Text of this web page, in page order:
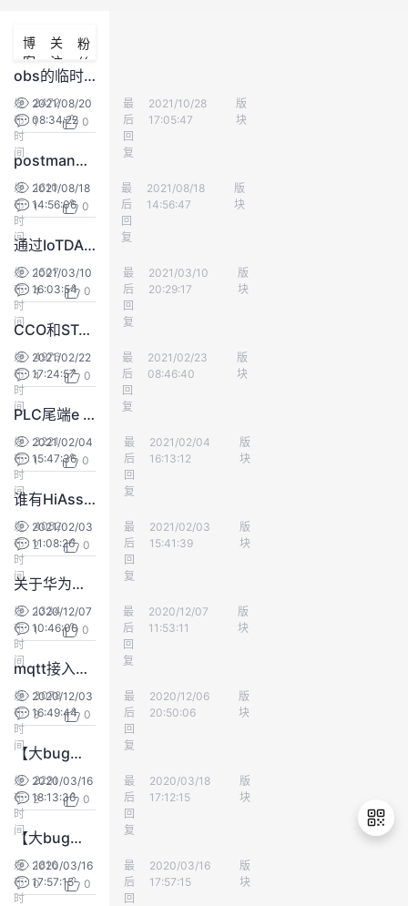
注
的
开
发
者
学
堂
我
的
课
程
我
的
认
证
我
的
实
验
我
的
收
我
的
Programs
我
的
支
持
我
的
技
术
支
持
我
的
云
声
建
议
博
客
关
注
粉
丝
obs的临时上传token，长达4.7K，能缩短吗？50-100字节以内？
发
布
时
间
2021/08/20
08:34:22
最
后
回
复
看我72遍
2021/10/28
17:05:47
版
块
2472
1
0
postman怎么设置，才能往obs桶里，上传一个jpg图片？
发
布
时
间
2021/08/18
14:56:06
最
后
回
复
zhensu
2021/08/18
14:56:47
版
块
1610
1
0
通过IoTDA想上传一张图片，可以实现吗？或者华为云什么服务，可以实现？
发
布
时
间
2021/03/10
16:03:54
最
后
回
复
墨丶文字™
2021/03/10
20:29:17
版
块
1507
4
0
CCO和STA的引脚不一样，怎么样在代码中“配置参数”，自动化生成的CCO和STA的hupg固件？
发
布
时
间
2021/02/22
17:24:57
最
后
回
复
多米诺的古牌
2021/02/23
08:46:40
版
块
4976
4
0
PLC尾端e 跟 头端h 用coap通信，是否还有其他的协议？
发
布
时
间
2021/02/04
15:47:36
最
后
回
复
HWIOT
2021/02/04
16:13:12
版
块
3221
1
0
谁有HiAssistant PLC调试工具的说明书？
发
布
时
间
2021/02/03
11:08:26
最
后
回
复
zhensu
2021/02/03
15:41:39
版
块
4052
2
0
关于华为云IoT物模型，什么地址可以下载到吗？
发
布
时
间
2020/12/07
10:46:00
最
后
回
复
墨丶文字™
2020/12/07
11:53:11
版
块
1334
1
0
mqtt接入类型：一机一密，一型一密。一型一密，取消了吗？
发
布
时
间
2020/12/03
16:49:44
最
后
回
复
sangjunke
2020/12/06
20:50:06
版
块
3078
3
0
【大bug】表格不能显示预览
发
布
时
间
2020/03/16
18:13:36
最
后
回
复
zhensu
2020/03/18
17:12:15
版
块
2291
2
0
【大bug】codehub 预览 md文档时，不能实现跳转
发
布
时
2020/03/16
17:57:15
最
后
回
zhensu
2020/03/16
17:57:15
版
块
1816
0
0